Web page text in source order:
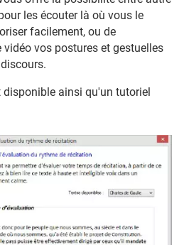
les écouter là où vous le
facilement, ou de
vos postures et gestuelles
ainsi qu'un tutoriel